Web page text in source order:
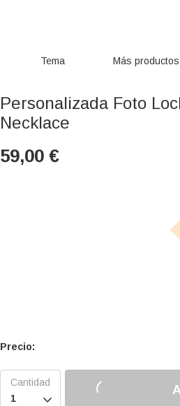
Tema Más productos
Personalizada Foto
Necklace
59,00 €
Precio:
